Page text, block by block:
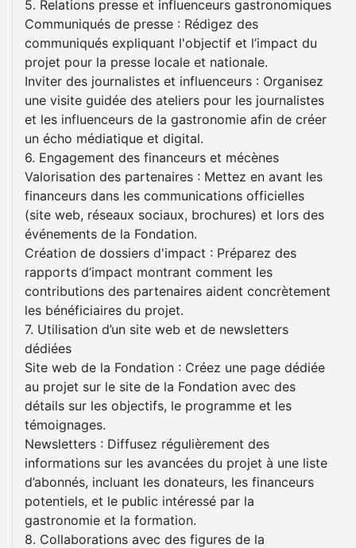
5. Relations presse et influenceurs gastronomiques
Communiqués de presse : Rédigez des
communiqués expliquant l'objectif et l’impact du
projet pour la presse locale et nationale.
Inviter des journalistes et influenceurs : Organisez
une visite guidée des ateliers pour les journalistes
et les influenceurs de la gastronomie afin de créer
un écho médiatique et digital.
6. Engagement des financeurs et mécènes
Valorisation des partenaires : Mettez en avant les
financeurs dans les communications officielles
(site web, réseaux sociaux, brochures) et lors des
événements de la Fondation.
Création de dossiers d'impact : Préparez des
rapports d’impact montrant comment les
contributions des partenaires aident concrètement
les bénéficiaires du projet.
7. Utilisation d’un site web et de newsletters
dédiées
Site web de la Fondation : Créez une page dédiée
au projet sur le site de la Fondation avec des
détails sur les objectifs, le programme et les
témoignages.
Newsletters : Diffusez régulièrement des
informations sur les avancées du projet à une liste
d’abonnés, incluant les donateurs, les financeurs
potentiels, et le public intéressé par la
gastronomie et la formation.
8. Collaborations avec des figures de la